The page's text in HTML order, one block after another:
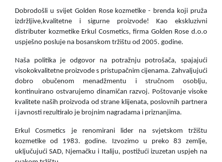
Dobrodošli u svijet Golden Rose kozmetike - brenda koji pruža
izdržljive,kvalitetne i sigurne proizvode! Kao ekskluzivni
distributer kozmetike Erkul Cosmetics, firma Golden Rose d.o.o
uspješno posluje na bosanskom tržištu od 2005. godine.
Naša politika je odgovor na potražnju potrošača, spajajući
visokokvalitetne proizvode s pristupačnim cijenama. Zahvaljujući
dobro obučenom menadžmentu i stručnom osoblju,
kontinuirano ostvarujemo dinamičan razvoj. Poštovanje visoke
kvalitete naših proizvoda od strane klijenata, poslovnih partnera
i javnosti rezultiralo je brojnim nagradama i priznanjima.
Erkul Cosmetics je renomirani lider na svjetskom tržištu
kozmetike od 1983. godine. Izvozimo u preko 83 zemlje,
uključujući SAD, Njemačku i Italiju, postižući izuzetan uspjeh na